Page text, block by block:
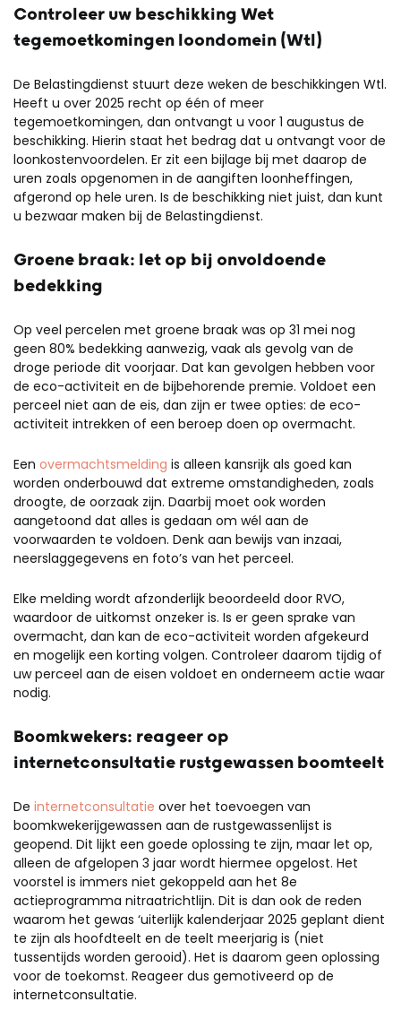
Controleer uw beschikking Wet
tegemoetkomingen loondomein (Wtl)
De Belastingdienst stuurt deze weken de beschikkingen Wtl.
Heeft u over 2025 recht op één of meer
tegemoetkomingen, dan ontvangt u voor 1 augustus de
beschikking. Hierin staat het bedrag dat u ontvangt voor de
loonkostenvoordelen. Er zit een bijlage bij met daarop de
uren zoals opgenomen in de aangiften loonheffingen,
afgerond op hele uren. Is de beschikking niet juist, dan kunt
u bezwaar maken bij de Belastingdienst.
Groene braak: let op bij onvoldoende
bedekking
Op veel percelen met groene braak was op 31 mei nog
geen 80% bedekking aanwezig, vaak als gevolg van de
droge periode dit voorjaar. Dat kan gevolgen hebben voor
de eco-activiteit en de bijbehorende premie. Voldoet een
perceel niet aan de eis, dan zijn er twee opties: de eco-
activiteit intrekken of een beroep doen op overmacht.
Een overmachtsmelding is alleen kansrijk als goed kan
worden onderbouwd dat extreme omstandigheden, zoals
droogte, de oorzaak zijn. Daarbij moet ook worden
aangetoond dat alles is gedaan om wél aan de
voorwaarden te voldoen. Denk aan bewijs van inzaai,
neerslaggegevens en foto’s van het perceel.
Elke melding wordt afzonderlijk beoordeeld door RVO,
waardoor de uitkomst onzeker is. Is er geen sprake van
overmacht, dan kan de eco-activiteit worden afgekeurd
en mogelijk een korting volgen. Controleer daarom tijdig of
uw perceel aan de eisen voldoet en onderneem actie waar
nodig.
Boomkwekers: reageer op
internetconsultatie rustgewassen boomteelt
De internetconsultatie over het toevoegen van
boomkwekerijgewassen aan de rustgewassenlijst is
geopend. Dit lijkt een goede oplossing te zijn, maar let op,
alleen de afgelopen 3 jaar wordt hiermee opgelost. Het
voorstel is immers niet gekoppeld aan het 8e
actieprogramma nitraatrichtlijn. Dit is dan ook de reden
waarom het gewas ‘uiterlijk kalenderjaar 2025 geplant dient
te zijn als hoofdteelt en de teelt meerjarig is (niet
tussentijds worden gerooid). Het is daarom geen oplossing
voor de toekomst. Reageer dus gemotiveerd op de
internetconsultatie.